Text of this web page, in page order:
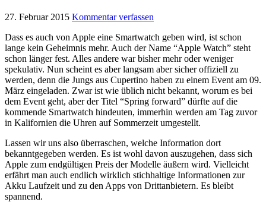
27. Februar 2015 Kommentar verfassen
Dass es auch von Apple eine Smartwatch geben wird, ist schon
lange kein Geheimnis mehr. Auch der Name “Apple Watch” steht
schon länger fest. Alles andere war bisher mehr oder weniger
spekulativ. Nun scheint es aber langsam aber sicher offiziell zu
werden, denn die Jungs aus Cupertino haben zu einem Event am 09.
März eingeladen. Zwar ist wie üblich nicht bekannt, worum es bei
dem Event geht, aber der Titel “Spring forward” dürfte auf die
kommende Smartwatch hindeuten, immerhin werden am Tag zuvor
in Kalifornien die Uhren auf Sommerzeit umgestellt.
Lassen wir uns also überraschen, welche Information dort
bekanntgegeben werden. Es ist wohl davon auszugehen, dass sich
Apple zum endgültigen Preis der Modelle äußern wird. Vielleicht
erfährt man auch endlich wirklich stichhaltige Informationen zur
Akku Laufzeit und zu den Apps von Drittanbietern. Es bleibt
spannend.